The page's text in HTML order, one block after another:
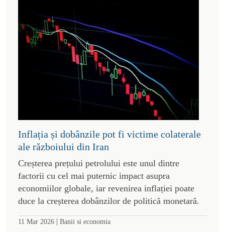
Inflația și dobânzile pot fi victime colaterale
ale războiului din Iran
Creșterea prețului petrolului este unul dintre
factorii cu cel mai puternic impact asupra
economiilor globale, iar revenirea inflației poate
duce la creșterea dobânzilor de politică monetară.
11 Mar 2026 | Banii si economia